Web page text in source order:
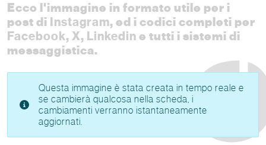
Ecco l'immagine in formato utile per i
post di Instagram, ed i codici completi per
Facebook, X, Linkedin e tutti i sistemi di
messaggistica.
Questa immagine è stata creata in tempo reale e
se cambierà qualcosa nella scheda, i
cambiamenti verranno istantaneamente
aggiornati.